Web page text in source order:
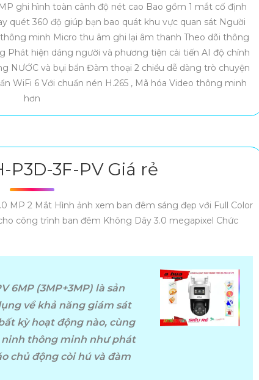
ghi hình toàn cảnh độ nét cao Bao gồm 1 mắt cố định
quét 360 độ giúp bạn bao quát khu vực quan sát Người
minh Micro thu âm ghi lại âm thanh Theo dõi thông
Phát hiện dáng người và phương tiện cải tiến AI độ chính
NƯỚC và bụi bẩn Đàm thoại 2 chiều dễ dàng trò chuyện
WiFi 6 Với chuẩn nén H.265 , Mã hóa Video thông minh
hơn
P3D-3F-PV Giá rẻ
MP 2 Mắt Hình ảnh xem ban đêm sáng đẹp với Full Color
công trình ban đêm Không Dây 3.0 megapixel Chức
6MP (3MP+3MP) là sản
về khả năng giám sát
kỳ hoạt động nào, cùng
ninh thông minh như phát
chủ động còi hú và đàm